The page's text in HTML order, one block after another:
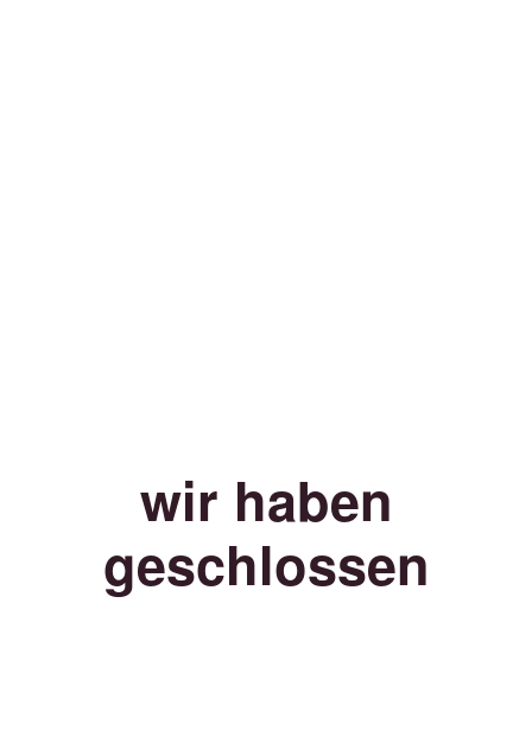
wir haben
geschlossen